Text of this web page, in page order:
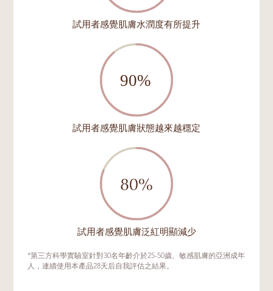
試用者感覺肌膚水潤度有所提升
試用者感覺肌膚狀態越來越穩定
試用者感覺肌膚泛紅明顯減少
*第三方科學實驗室針對30名年齡介於25-50歲、敏感肌膚的亞洲成年
人，連續使用本產品28天后自我評估之結果。